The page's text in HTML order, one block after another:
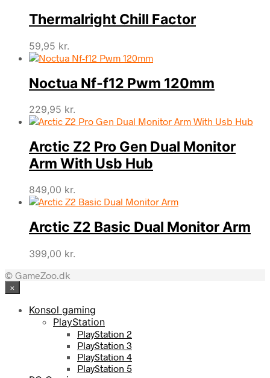
Thermalright Chill Factor
59,95 kr.
Noctua Nf-f12 Pwm 120mm
229,95 kr.
Arctic Z2 Pro Gen Dual Monitor
Arm With Usb Hub
849,00 kr.
Arctic Z2 Basic Dual Monitor Arm
399,00 kr.
© GameZoo.dk
×
Konsol gaming
PlayStation
PlayStation 2
PlayStation 3
PlayStation 4
PlayStation 5